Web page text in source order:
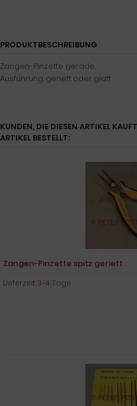
PRODUKTBESCHREIBUNG
Zangen-Pinzette gerade.
Ausführung: gerieft oder glatt
KUNDEN, DIE DIESEN ARTIKEL
ARTIKEL BESTELLT:
Zangen-Pinzette spitz gerieft
Lieferzeit:3-4 Tage